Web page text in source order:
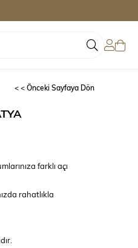
< < Önceki Sayfaya Dön
farklı açı
rahatlıkla